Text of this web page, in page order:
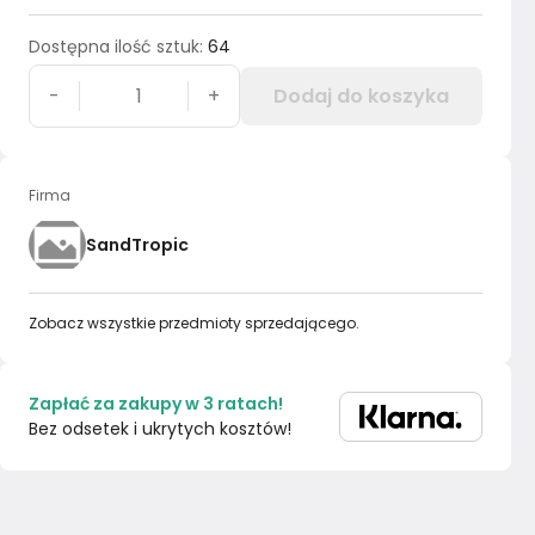
Dostępna ilość sztuk: 64
- + Dodaj do koszyka
Firma
SandTropic
Zobacz wszystkie przedmioty sprzedającego.
Zapłać za zakupy w 3 ratach!
Bez odsetek i ukrytych kosztów!